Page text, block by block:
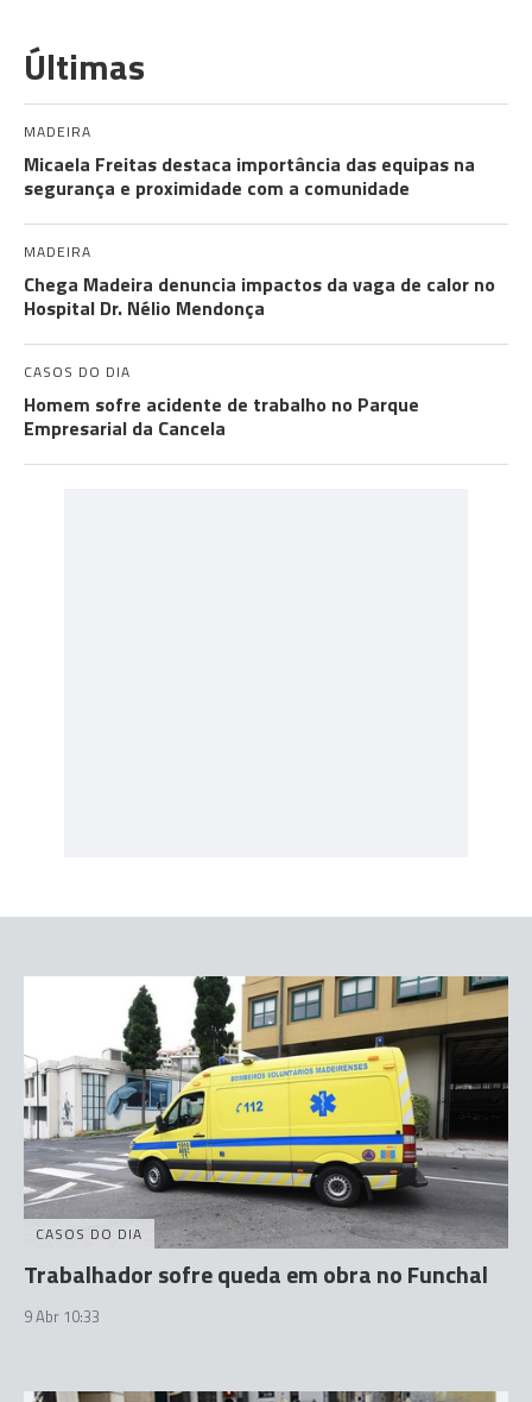
Últimas
MADEIRA
Micaela Freitas destaca importância das equipas na
segurança e proximidade com a comunidade
MADEIRA
Chega Madeira denuncia impactos da vaga de calor no
Hospital Dr. Nélio Mendonça
CASOS DO DIA
Homem sofre acidente de trabalho no Parque
Empresarial da Cancela
CASOS DO DIA
Trabalhador sofre queda em obra no Funchal
9 Abr 10:33